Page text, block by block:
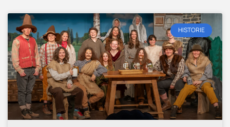
HISTORIE